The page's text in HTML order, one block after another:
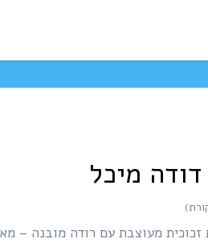
מיכל
מעוצבת עם רודה מובנה –